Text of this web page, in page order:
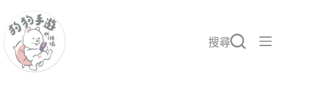
至
要
搜尋